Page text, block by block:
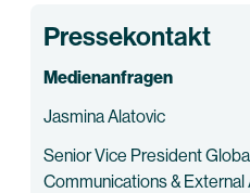
Pressekontakt
Medienanfragen
Jasmina Alatovic
Senior Vice President
Communications & External